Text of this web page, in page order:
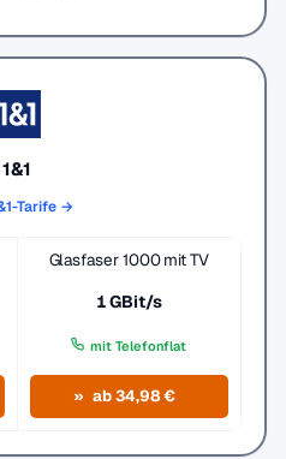
1&1
Tarife →
Glasfaser 1000 mit TV
1 GBit/s
mit Telefonflat
ab 34,98 €